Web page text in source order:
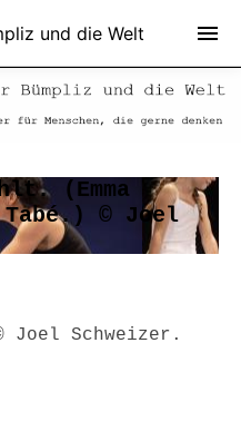
Schweizer.
und die Welt